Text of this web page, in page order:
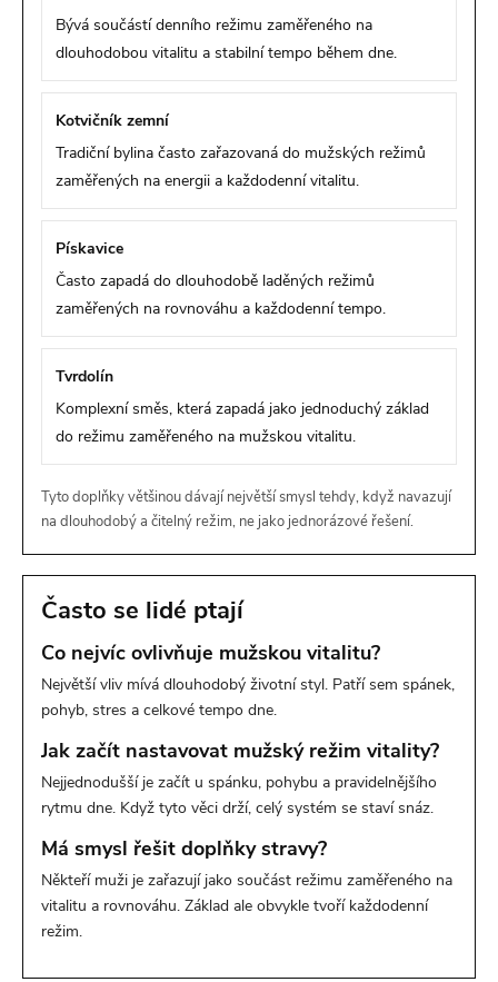
Bývá součástí denního režimu zaměřeného na
dlouhodobou vitalitu a stabilní tempo během dne.
Kotvičník zemní
Tradiční bylina často zařazovaná do mužských režimů
zaměřených na energii a každodenní vitalitu.
Pískavice
Často zapadá do dlouhodobě laděných režimů
zaměřených na rovnováhu a každodenní tempo.
Tvrdolín
Komplexní směs, která zapadá jako jednoduchý základ
do režimu zaměřeného na mužskou vitalitu.
Tyto doplňky většinou dávají největší smysl tehdy, když navazují
na dlouhodobý a čitelný režim, ne jako jednorázové řešení.
Často se lidé ptají
Co nejvíc ovlivňuje mužskou vitalitu?
Největší vliv mívá dlouhodobý životní styl. Patří sem spánek,
pohyb, stres a celkové tempo dne.
Jak začít nastavovat mužský režim vitality?
Nejjednodušší je začít u spánku, pohybu a pravidelnějšího
rytmu dne. Když tyto věci drží, celý systém se staví snáz.
Má smysl řešit doplňky stravy?
Někteří muži je zařazují jako součást režimu zaměřeného na
vitalitu a rovnováhu. Základ ale obvykle tvoří každodenní
režim.